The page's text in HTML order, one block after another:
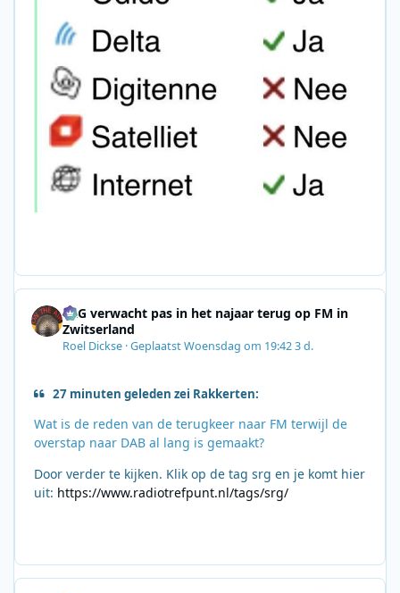
SRG verwacht pas in het najaar terug op FM in
Zwitserland
Roel Dickse ·GeplaatstWoensdag om 19:423 d.
27 minuten geleden zei Rakkerten:
Wat is de reden van de terugkeer naar FM terwijl de
overstap naar DAB al lang is gemaakt?
Door verder te kijken. Klik op de tag srg en je komt hier
uit: https://www.radiotrefpunt.nl/tags/srg/